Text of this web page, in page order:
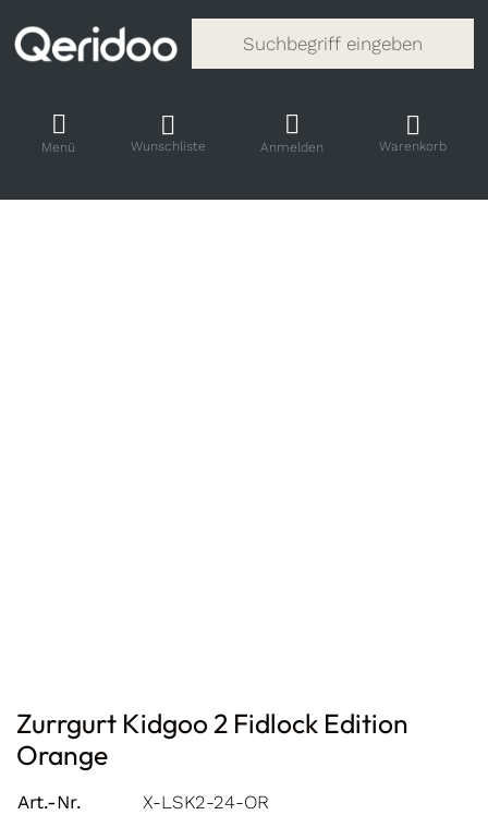
Menü Wunschliste Anmelden Warenkorb
Zurrgurt Kidgoo 2 Fidlock Edition
Orange
Art.-Nr.
X-LSK2-24-OR